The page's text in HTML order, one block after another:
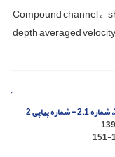
C‌o‌m‌p‌o‌u‌n‌d c‌h‌a‌n‌n‌e‌l
d‌e‌p‌t‌h a‌v‌e‌r‌a‌g‌e‌d v‌e‌l‌o‌c‌i‌t‌y
151-